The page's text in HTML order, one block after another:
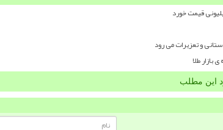
و تعزیرات می رود
طلا
این مطلب